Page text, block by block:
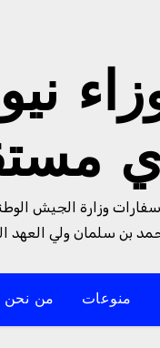
وزارة الجيش
بن سلمان ولي العهد
منوعات من نحن